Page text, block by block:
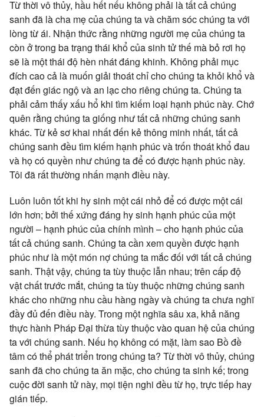
Từ thời vô thủy, hầu hết nếu không phải là tất cả chúng
sanh đã là cha mẹ của chúng ta và chăm sóc chúng ta với
lòng từ ái. Nhận thức rằng những người mẹ của chúng ta
còn ở trong ba trạng thái khổ của sinh tử thế mà bỏ rơi họ
sẽ là một thái độ hèn nhát đáng khinh. Không phải mục
đích cao cả là muốn giải thoát chỉ cho chúng ta khỏi khổ và
đạt đến giác ngộ và an lạc cho riêng chúng ta. Chúng ta
phải cảm thấy xấu hổ khi tìm kiếm loại hạnh phúc này. Chớ
quên rằng chúng ta giống như tất cả những chúng sanh
khác. Từ kẻ sơ khai nhất đến kẻ thông minh nhất, tất cả
chúng sanh đều tìm kiếm hạnh phúc và trốn thoát khổ đau
và họ có quyền như chúng ta để có được hạnh phúc này.
Tôi đã rất thường nhấn mạnh điều này.
Luôn luôn tốt khi hy sinh một cái nhỏ để có được một cái
lớn hơn; bởi thế xứng đáng hy sinh hạnh phúc của một
người – hạnh phúc của chính mình – cho hạnh phúc của
tất cả chúng sanh. Chúng ta cần xem quyền được hạnh
phúc như là một món nợ chúng ta mắc đối với tất cả chúng
sanh. Thật vậy, chúng ta tùy thuộc lẫn nhau; trên cấp độ
vật chất trước mắt, chúng ta tùy thuộc những chúng sanh
khác cho những nhu cầu hàng ngày và chúng ta chưa nghĩ
đầy đủ đến điều này. Trong một nghĩa sâu xa, khả năng
thực hành Pháp Đại thừa tùy thuộc vào quan hệ của chúng
ta với chúng sanh. Nếu họ không có mặt, làm sao Bồ đề
tâm có thể phát triển trong chúng ta? Từ thời vô thủy, chúng
sanh đã cho chúng ta ăn mặc, cho chúng ta sinh kế; trong
cuộc đời sanh tử này, mọi tiện nghi đều từ họ, trực tiếp hay
gián tiếp.